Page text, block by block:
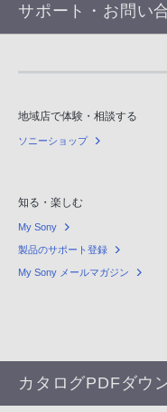
サポート・お問い
地域店で体験・相談する
ソニーショップ
知る・楽しむ
My Sony
製品のサポート登録
My Sony メールマガジン
カタログPDFダウ